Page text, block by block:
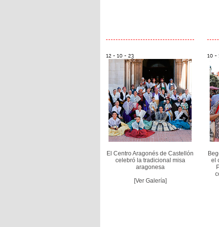
12 - 10 - 23
El Centro Aragonés de Castellón
celebró la tradicional misa
aragonesa
[Ver Galería]
10 -
el